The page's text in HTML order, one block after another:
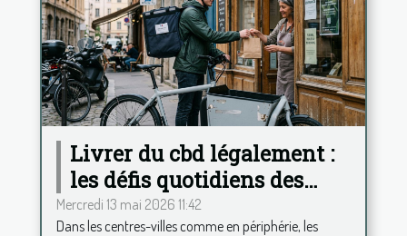
Livrer du cbd légalement :
les défis quotidiens des
commerces français
Mercredi 13 mai 2026 11:42
Dans les centres-villes comme en périphérie, les